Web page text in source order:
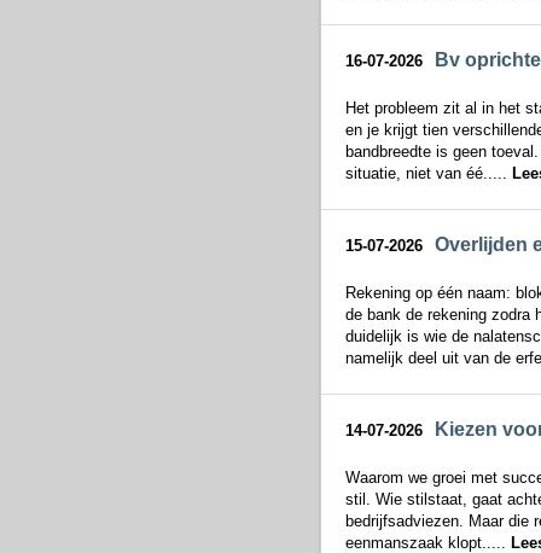
16-07-2026 Bv
Het probleem zit al in het
en je krijgt tien
bandbreedte is geen
situatie, niet van éé.....
15-07-2026 Overlijden
Rekening op één naam:
de bank de rekening zodra
duidelijk is wie de
namelijk deel uit van de
14-07-2026 Kiezen
Waarom we groei met
stil. Wie stilstaat, gaat
bedrijfsadviezen. Maar die
eenmanszaak klopt.....